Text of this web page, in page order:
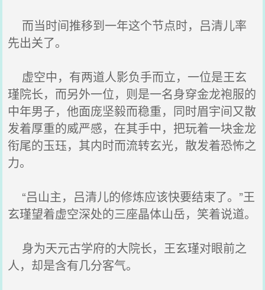
而当时间推移到一年这个节点时，吕清儿率
先出关了。
虚空中，有两道人影负手而立，一位是王玄
瑾院长，而另外一位，则是一名身穿金龙袍服的
中年男子，他面庞坚毅而稳重，同时眉宇间又散
发着厚重的威严感，在其手中，把玩着一块金龙
衔尾的玉珏，其内时而流转玄光，散发着恐怖之
力。
“吕山主，吕清儿的修炼应该快要结束了。”王
玄瑾望着虚空深处的三座晶体山岳，笑着说道。
身为天元古学府的大院长，王玄瑾对眼前之
人，却是含有几分客气。